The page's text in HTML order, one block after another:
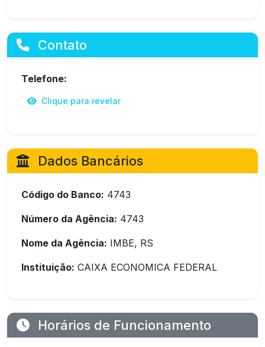
Contato
Telefone:
Clique para revelar
Dados Bancários
Código do Banco: 4743
Número da Agência: 4743
Nome da Agência: IMBE, RS
Instituição: CAIXA ECONOMICA FEDERAL
Horários de Funcionamento